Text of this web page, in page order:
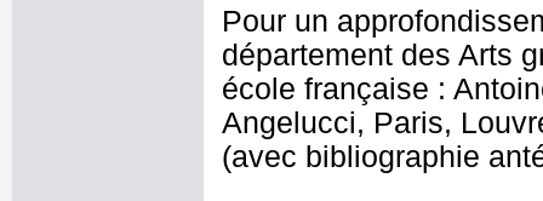
Pour un
département des Arts
école française :
Angelucci, Paris,
(avec bibliographie